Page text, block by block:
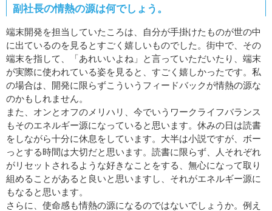
副社長の情熱の源は何でしょう。
端末開発を担当していたころは、自分が手掛けたものが世の中
に出ているのを見るとすごく嬉しいものでした。街中で、その
端末を指して、「あれいいよね」と言っていただいたり、端末
が実際に使われている姿を見ると、すごく嬉しかったです。私
の場合は、開発に限らずこういうフィードバックが情熱の源な
のかもしれません。
また、オンとオフのメリハリ、今でいうワークライフバランス
もそのエネルギー源になっていると思います。休みの日は読書
をしながら十分に休息をしています。大半は小説ですが、ボー
っとする時間は大切だと思います。読書に限らず、人それぞれ
がリセットされるような好きなことをする、無心になって取り
組めることがあると良いと思いますし、それがエネルギー源に
もなると思います。
さらに、使命感も情熱の源になるのではないでしょうか。例え